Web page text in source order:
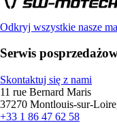
Odkryj wszystkie nasze
Serwis
Skontaktuj się z nami
11 rue Bernard Maris
37270 Montlouis-sur-
+33 1 86 47 62 58